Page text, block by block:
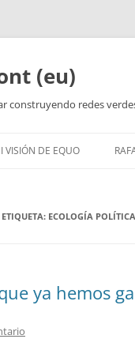
(eu)
construyendo redes
VISIÓN DE EQUO
ECOLOGÍA POLÍTICA
ya hemos